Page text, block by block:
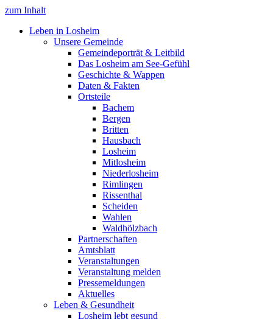
zum Inhalt
Leben in Losheim
Unsere Gemeinde
Gemeindeporträt & Leitbild
Das Losheim am See-Gefühl
Geschichte & Wappen
Daten & Fakten
Ortsteile
Bachem
Bergen
Britten
Hausbach
Losheim
Mitlosheim
Niederlosheim
Rimlingen
Rissenthal
Scheiden
Wahlen
Waldhölzbach
Partnerschaften
Amtsblatt
Veranstaltungen
Veranstaltung melden
Pressemeldungen
Aktuelles
Leben & Gesundheit
Losheim lebt gesund